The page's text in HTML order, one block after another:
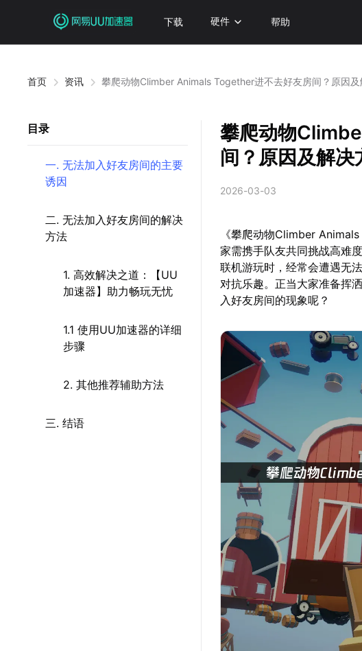
下载 硬件 帮助
首页 资讯 攀爬动物Climber Animals Together进不去好友房间？原因及
目录
一. 无法加入好友房间的主要
诱因
二. 无法加入好友房间的解决
方法
1. 高效解决之道：【UU
加速器】助力畅玩无忧
1.1 使用UU加速器的详细
步骤
2. 其他推荐辅助方法
三. 结语
攀爬动物
间？原因及解决
2026-03-03
《攀爬动物Climber
家需携手队友共同挑战高难
联机游玩时，经常会遭遇无
对抗乐趣。正当大家准备挥
入好友房间的现象呢？